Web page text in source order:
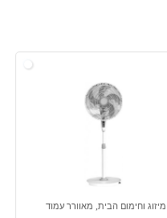
מיזוג וחימום הבית, מאוורר עמוד